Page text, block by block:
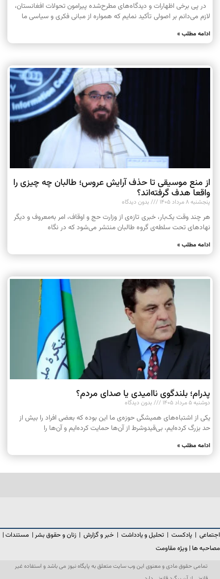
در پی برخی اظهارات و دیدگاه‌های مطرح‌شده پیرامون تحولات افغانستان،
لازم می‌دانم بر اصولی تأکید نمایم که همواره از مبانی فکری و سیاسی ما
ادامه مطلب »
از منع موسیقی تا حذف آرایش عروس؛ طالبان چه چیزی را
واقعا هدف گرفته‌اند؟
پنجشنبه ۸ مرداد ۱۴۰۵ بدون دیدگاه
هر چند وقت یک‌بار، خبری تازه‌ی از وزارت حج و اوقاف، امر به‌معروف و دیگر
نهادهای تحت سلطه‌ی گروه طالبان منتشر می‌شود که در نگاه
ادامه مطلب »
پدرام؛ بلندگوی ناامیدی یا صدای مردم؟
دوشنبه ۵ مرداد ۱۴۰۵ بدون دیدگاه
یکی از اشتباه‌های همیشگی حوزه‌ی ما این بوده که بعضی افراد را بیش از
حد بزرگ کرده‌ایم، بی‌قیدوشرط از آن‌ها حمایت کرده‌ایم و آن‌ها را
ادامه مطلب »
اجتماعی | پادکست | تحلیل و یادداشت | خبر و گزارش | زنان و حقوق بشر | مستندات |
مصاحبه ها | ویژه مقاومت
تمامی حقوق مادی و معنوی این وب سایت متعلق به پایگاه نیوز می باشد و استفاده غیر